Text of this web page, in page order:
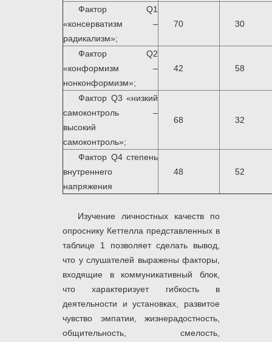
Фактор Q1
«консерватизм –
радикализм»;
70 30
Фактор Q2
«конформизм –
нонконформизм»;
42 58
Фактор Q3 «низкий
самоконтроль –
высокий
самоконтроль»;
68 32
Фактор Q4 степень
внутреннего
напряжения
48 52
Изучение личностных качеств по
опроснику Кеттелла представленных в
таблице 1 позволяет сделать вывод,
что у слушателей выражены факторы,
входящие в коммуникативный блок,
что характеризует гибкость в
деятельности и установках, развитое
чувство эмпатии, жизнерадостность,
общительность, смелость,